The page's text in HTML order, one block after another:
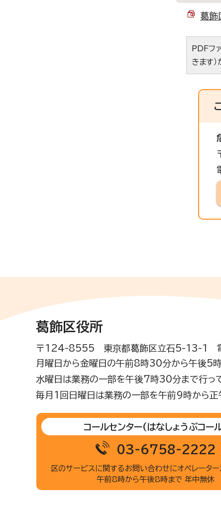
葛飾
PDFフ
きます）
葛飾区役所
〒124-8555 東京都葛飾区立石5-13-1
月曜日から金曜日の午前8時30分から午後5
水曜日は業務の一部を午後7時30分まで行って
毎月1回日曜日は業務の一部を午前9時から正
コールセンター(はなしょうぶコー
03-6758-2222
区のサービスに関するお問い合わせにオペレーター
午前8時から午後8時まで 年中無休